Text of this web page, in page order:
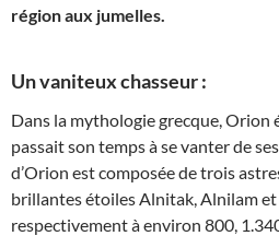
région aux jumelles.
Un vaniteux chasseur :
Dans la mythologie grecque, Orion
passait son temps à se vanter de
d’Orion est composée de trois
brillantes étoiles Alnitak, Alnilam
respectivement à environ 800,